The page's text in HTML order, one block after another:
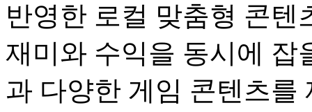
반영한 로컬 맞춤형 콘텐
재미와 수익을 동시에 잡
과 다양한 게임 콘텐츠를